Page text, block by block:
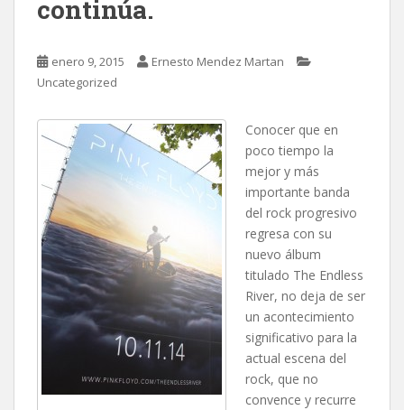
continúa.
enero 9, 2015
Ernesto Mendez Martan
Uncategorized
Conocer que en
poco tiempo la
mejor y más
importante banda
del rock progresivo
regresa con su
nuevo álbum
titulado The Endless
River, no deja de ser
un acontecimiento
significativo para la
actual escena del
rock, que no
convence y recurre